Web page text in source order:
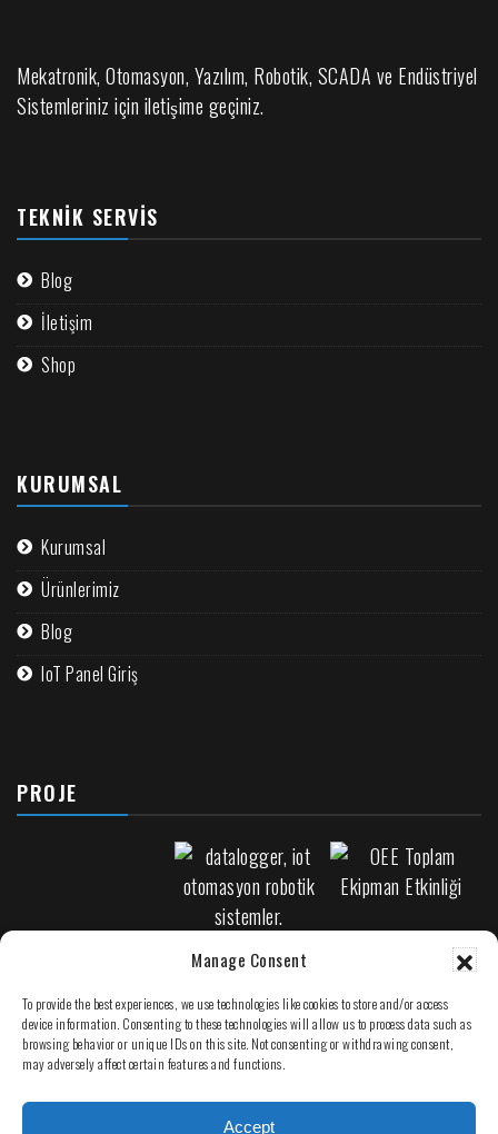
Manage Consent
To provide the best experiences, we use technologies like cookies to store and/or access
device information. Consenting to these technologies will allow us to process data such as
browsing behavior or unique IDs on this site. Not consenting or withdrawing consent,
may adversely affect certain features and functions.
Accept
Mekatronik, Otomasyon, Yazılım, Robotik, SCADA ve Endüstriyel
Sistemleriniz için iletişime geçiniz.
TEKNIK SERVIS
Blog
İletişim
Shop
KURUMSAL
Kurumsal
Ürünlerimiz
Blog
IoT Panel Giriş
PROJE
robotik sistemler.